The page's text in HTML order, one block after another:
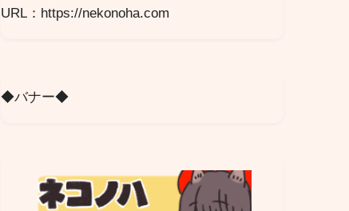
URL：https://nekonoha.com
◆バナー◆